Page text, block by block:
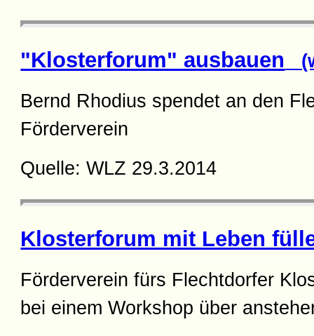
"Klosterforum" ausbauen
Bernd Rhodius spendet an den
Förderverein
Quelle: WLZ 29.3.2014
Klosterforum mit Leben
Förderverein fürs Flechtdorfer
bei einem Workshop über